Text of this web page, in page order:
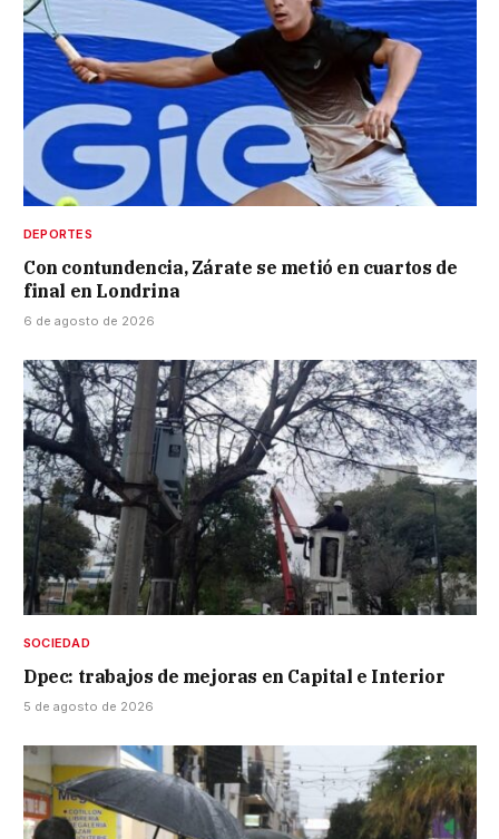
DEPORTES
Con contundencia, Zárate se metió en cuartos de
final en Londrina
6 de agosto de 2026
SOCIEDAD
Dpec: trabajos de mejoras en Capital e Interior
5 de agosto de 2026